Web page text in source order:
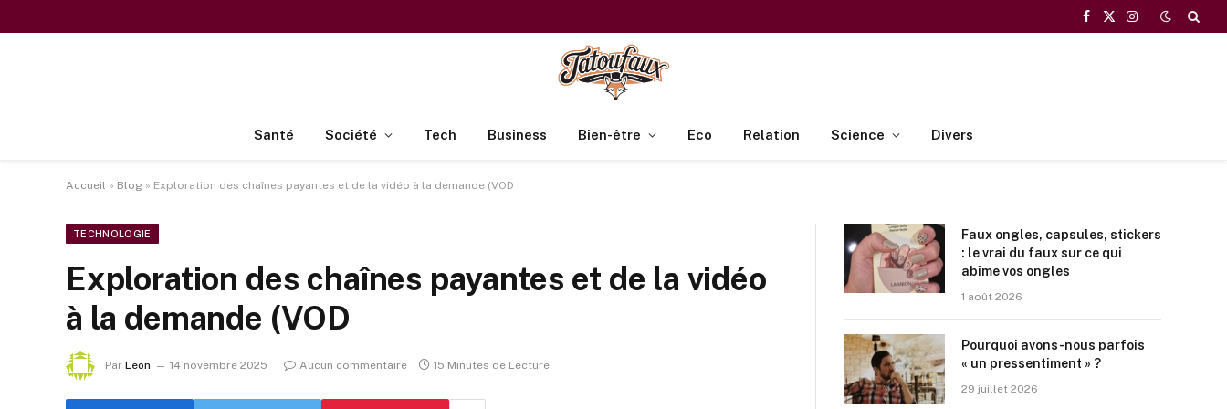
Facebook
X
Instagram
Santé Société Tech Business Bien-être Eco Relation Science Divers
Accueil » Blog » Exploration des chaînes payantes et de la vidéo à la demande (VOD
TECHNOLOGIE
Exploration des chaînes payantes et de la vidéo
à la demande (VOD
Par Leon 14 novembre 2025 Aucun commentaire 15 Minutes de Lecture
Faux ongles, capsules, stickers
: le vrai du faux sur ce qui
abîme vos ongles
1 août 2026
Pourquoi avons-nous parfois
« un pressentiment » ?
29 juillet 2026